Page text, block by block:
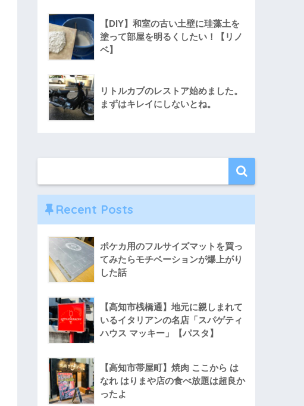
【DIY】和室の古い土壁に珪藻土を
塗って部屋を明るくしたい！【リノ
ベ】
リトルカブのレストア始めました。
まずはキレイにしないとね。
Recent Posts
ポケカ用のフルサイズマットを買っ
てみたらモチベーションが爆上がり
した話
【高知市桟橋通】地元に親しまれて
いるイタリアンの名店「スパゲティ
ハウス マッキー」【パスタ】
【高知市帯屋町】焼肉 ここから は
なれ はりまや店の食べ放題は超良か
ったよ